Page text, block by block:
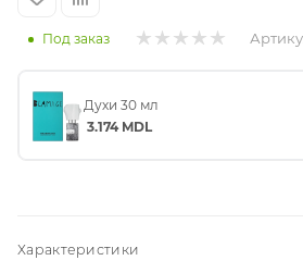
сертификат
Под заказ
Духи 30 мл
3.174MDL
Характеристики